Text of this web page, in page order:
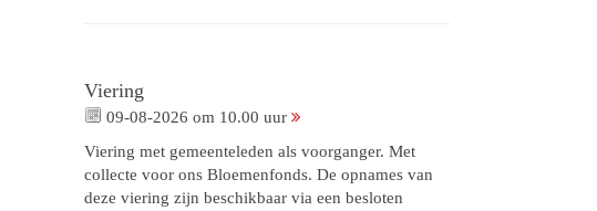
Viering
09-08-2026 om 10.00 uur
Viering met gemeenteleden als voorganger. Met
collecte voor ons Bloemenfonds. De opnames van
deze viering zijn beschikbaar via een besloten